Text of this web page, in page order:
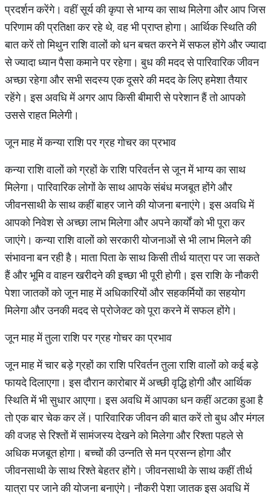
प्रदर्शन करेंगे। वहीं सूर्य की कृपा से भाग्य का साथ मिलेगा और आप जिस
परिणाम की प्रतिक्षा कर रहे थे, वह भी प्राप्त होगा। आर्थिक स्थिति की
बात करें तो मिथुन राशि वालों को धन बचत करने में सफल होंगे और ज्यादा
से ज्यादा ध्यान पैसा कमाने पर रहेगा। बुध की मदद से पारिवारिक जीवन
अच्छा रहेगा और सभी सदस्य एक दूसरे की मदद के लिए हमेशा तैयार
रहेंगे। इस अवधि में अगर आप किसी बीमारी से परेशान हैं तो आपको
उससे राहत मिलेगी।
जून माह में कन्या राशि पर ग्रह गोचर का प्रभाव
कन्या राशि वालों को ग्रहों के राशि परिवर्तन से जून में भाग्य का साथ
मिलेगा। पारिवारिक लोगों के साथ आपके संबंध मजबूत होंगे और
जीवनसाथी के साथ कहीं बाहर जाने की योजना बनाएंगे। इस अवधि में
आपको निवेश से अच्छा लाभ मिलेगा और अपने कार्यों को भी पूरा कर
जाएंगे। कन्या राशि वालों को सरकारी योजनाओं से भी लाभ मिलने की
संभावना बन रही है। माता पिता के साथ किसी तीर्थ यात्रा पर जा सकते
हैं और भूमि व वाहन खरीदने की इच्छा भी पूरी होगी। इस राशि के नौकरी
पेशा जातकों को जून माह में अधिकारियों और सहकर्मियों का सहयोग
मिलेगा और उनकी मदद से प्रोजेक्ट को पूरा करने में सफल होंगे।
जून माह में तुला राशि पर ग्रह गोचर का प्रभाव
जून माह में चार बड़े ग्रहों का राशि परिवर्तन तुला राशि वालों को कई बड़े
फायदे दिलाएगा। इस दौरान कारोबार में अच्छी वृद्धि होगी और आर्थिक
स्थिति में भी सुधार आएगा। इस अवधि में आपका धन कहीं अटका हुआ है
तो एक बार चेक कर लें। पारिवारिक जीवन की बात करें तो बुध और मंगल
की वजह से रिश्तों में सामंजस्य देखने को मिलेगा और रिश्ता पहले से
अधिक मजबूत होगा। बच्चों की उन्नति से मन प्रसन्न होगा और
जीवनसाथी के साथ रिश्ते बेहतर होंगे। जीवनसाथी के साथ कहीं तीर्थ
यात्रा पर जाने की योजना बनाएंगे। नौकरी पेशा जातक इस अवधि में